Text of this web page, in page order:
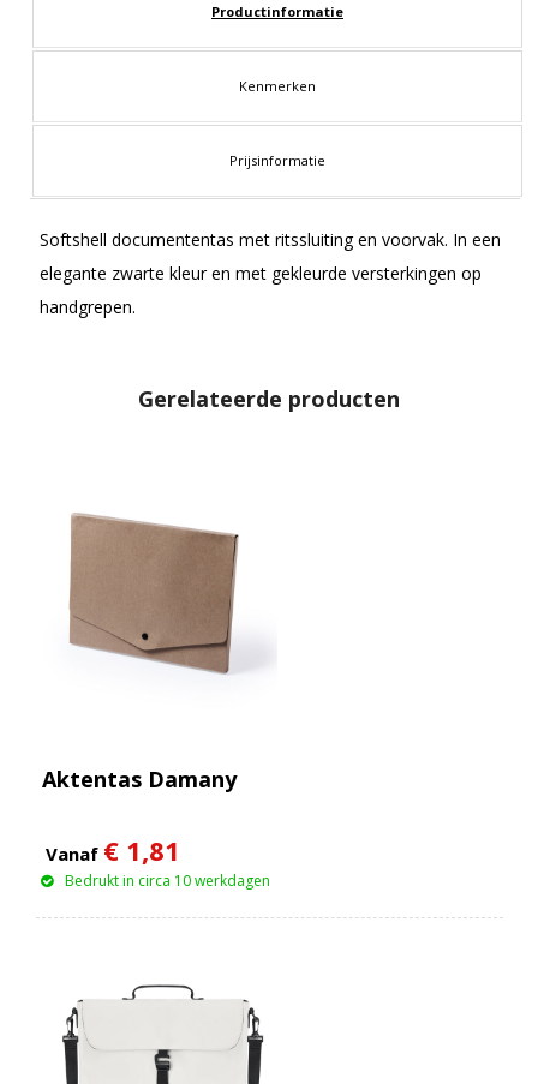
Productinformatie
Kenmerken
Prijsinformatie
Softshell documententas met ritssluiting en voorvak. In een
elegante zwarte kleur en met gekleurde versterkingen op
handgrepen.
Gerelateerde producten
Aktentas Damany
Vanaf € 1,81
Bedrukt in circa 10 werkdagen